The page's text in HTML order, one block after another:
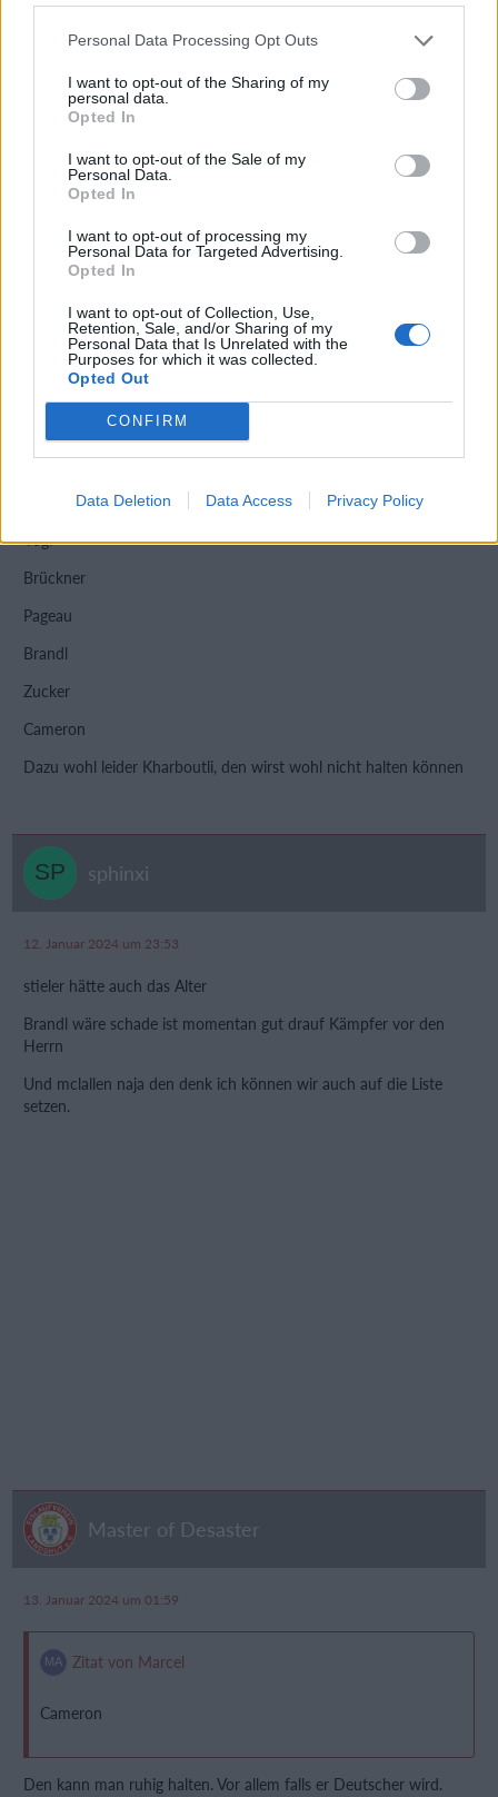
Personal Data Processing Opt Outs
I want to opt-out of the Sharing of my
personal data.
Opted In
I want to opt-out of the Sale of my
Personal Data.
Opted In
I want to opt-out of processing my
Personal Data for Targeted Advertising.
Opted In
I want to opt-out of Collection, Use,
Retention, Sale, and/or Sharing of my
Personal Data that Is Unrelated with the
Purposes for which it was collected.
Opted Out
CONFIRM
Data Deletion Data Access Privacy Policy
Marcel
12. Januar 2024 um 17:37
Ich denke es wird nach dem Jahr nen größeren Umbruch bei uns
geben
Altersgründen )
Vogl
Brückner
Pageau
Brandl
Zucker
Cameron
Dazu wohl leider Kharboutli, den wirst wohl nicht halten können
sphinxi
12. Januar 2024 um 23:53
stieler hätte auch das Alter
Brandl wäre schade ist momentan gut drauf Kämpfer vor den
Herrn
Und mclallen naja den denk ich können wir auch auf die Liste
setzen.
Master of Desaster
13. Januar 2024 um 01:59
Zitat von Marcel
Cameron
Den kann man ruhig halten. Vor allem falls er Deutscher wird.